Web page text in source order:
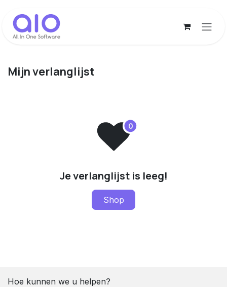
Mijn verlanglijst
Je verlanglijst is leeg!
Shop
Hoe kunnen we u helpen?